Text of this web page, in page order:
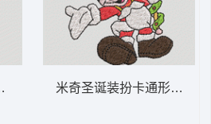
妮 45-DST格式米奇圣诞装扮卡通形象 米